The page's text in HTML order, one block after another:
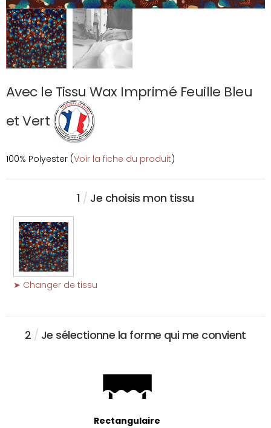
Avec le Tissu Wax Imprimé Feuille Bleu
et Vert
100% Polyester (Voir la fiche du produit)
1 / Je choisis mon tissu
➤ Changer de tissu
2 / Je sélectionne la forme qui me convient
Rectangulaire